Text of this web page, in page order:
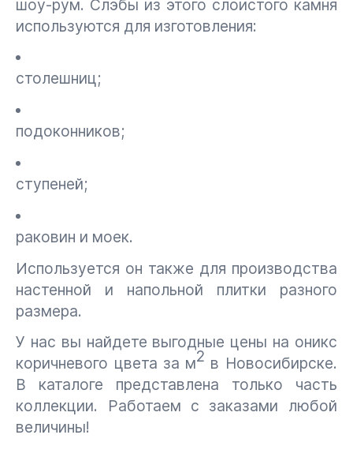
шоу-рум. Слэбы из этого слоистого камня
используются для изготовления:
столешниц;
подоконников;
ступеней;
раковин и моек.
Используется он также для производства
настенной и напольной плитки разного
размера.
У нас вы найдете выгодные цены на оникс
коричневого цвета за м2 в Новосибирске.
В каталоге представлена только часть
коллекции. Работаем с заказами любой
величины!